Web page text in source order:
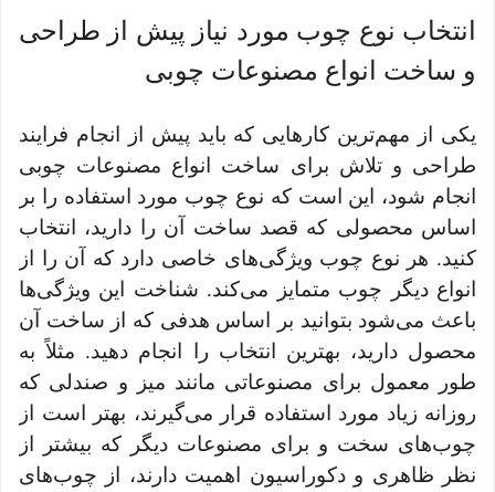
انتخاب نوع چوب مورد نیاز پیش از طراحی
و ساخت انواع مصنوعات چوبی
یکی از مهم‌ترین کارهایی که باید پیش از انجام فرایند
طراحی و تلاش برای ساخت انواع مصنوعات چوبی
انجام شود، این است که نوع چوب مورد استفاده را بر
اساس محصولی که قصد ساخت آن را دارید، انتخاب
کنید. هر نوع چوب ویژگی‌های خاصی دارد که آن را از
انواع دیگر چوب متمایز می‌کند. شناخت این ویژگی‌ها
باعث می‌شود بتوانید بر اساس هدفی که از ساخت آن
محصول دارید، بهترین انتخاب را انجام دهید. مثلاً به
طور معمول برای مصنوعاتی مانند میز و صندلی که
روزانه زیاد مورد استفاده قرار می‌گیرند، بهتر است از
چوب‌های سخت و برای مصنوعات دیگر که بیشتر از
نظر ظاهری و دکوراسیون اهمیت دارند، از چوب‌های